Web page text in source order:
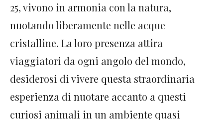
25, vivono in armonia con la natura,
nuotando liberamente nelle acque
cristalline. La loro presenza attira
viaggiatori da ogni angolo del mondo,
desiderosi di vivere questa straordinaria
esperienza di nuotare accanto a questi
curiosi animali in un ambiente quasi